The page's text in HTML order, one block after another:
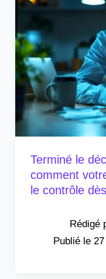
Terminé le
comment
le contrôle